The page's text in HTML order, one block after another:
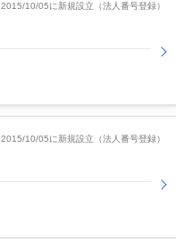
2015/10/05に新規設立（法人番号登録）
2015/10/05に新規設立（法人番号登録）